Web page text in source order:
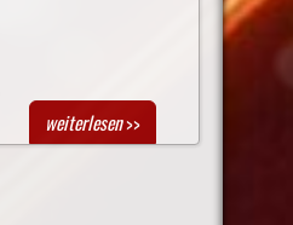
weiterlesen>>